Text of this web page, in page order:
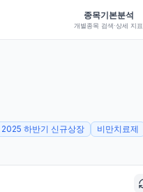
종목기본분석
개별종목 검색·상세 지표
2025 하반기 신규상장 비만치료제